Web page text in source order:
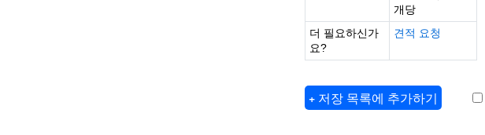
개당
더 필요하신가
요?
견적 요청
+ 저장 목록에 추가하기